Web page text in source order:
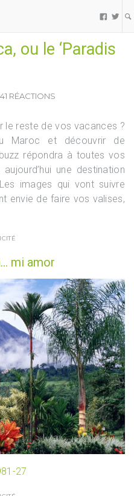
 
ou le ‘Paradis
RÉACTIONS
le reste de vos vacances ?
Maroc et découvrir de
répondra à toutes vos
une destination
images qui vont suivre
envie de faire vos valises,
mi amor